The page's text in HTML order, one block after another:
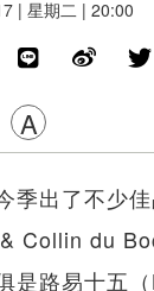
| 星期二 | 20:00
A
季出了不少
Collin du
是路易十五